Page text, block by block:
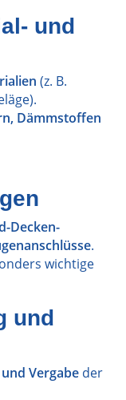
und
(z. B.
Dämmstoffen
Decken-
.
wichtige
und
Vergabe der